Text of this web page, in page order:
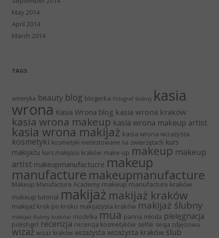
May 2014
April 2014
March 2014
TAGS
ameryka beauty blog blogerka fotograf ślubny kasia
wrona Kasia Wrona blog kasia wrona kraków
kasia wrona makeup kasia wrona makeup artist
kasia wrona makijaż kasia wrona wizażysta
kosmetyki kosmetyki nietestowane na zwierzętach kurs
makijażu kurs makijażu kraków make-up makeup makeup
artist makeupmanufactucre makeup
manufacture makeupmanufacture
Makeup Manufacture Academy makeup manufacture kraków
makeup tutorial makijaż makijaż kraków
makijaż krok po kroku makijażysta kraków makijaż ślubny
makijaż ślubny kraków modelka mua panna młoda pielęgnacja
polishgirl recenzja recenzja kosmetyków selfie sesja zdjęciowa
wizaż wizaż kraków wizażysta wizażysta kraków ślub